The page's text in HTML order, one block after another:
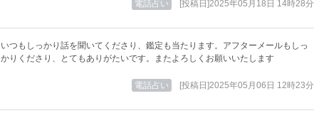
電話占い [投稿日]2025年05月18日 14時28分
いつもしっかり話を聞いてくださり、鑑定も当たります。アフターメールもしっ
かりくださり、とてもありがたいです。またよろしくお願いいたします
電話占い [投稿日]2025年05月06日 12時23分